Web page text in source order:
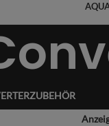
ZUBEHÖR